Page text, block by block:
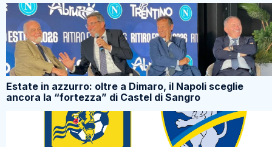
Estate in azzurro: oltre a Dimaro, il Napoli sceglie
ancora la “fortezza” di Castel di Sangro